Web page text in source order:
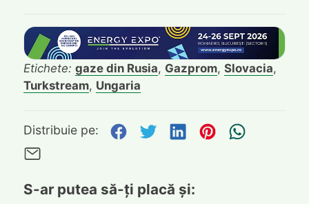
Etichete: gaze din Rusia, Gazprom, Slovacia,
Turkstream, Ungaria
Distribuie pe: Distribuie pe Facebook
Distribuie pe
Distribuie pe
Distribuie
S-ar putea să-ți placă și: